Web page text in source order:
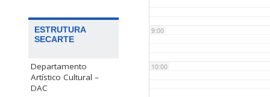
ESTRUTURA
SECARTE
Departamento
Artístico Cultural –
DAC
9:00
10:00